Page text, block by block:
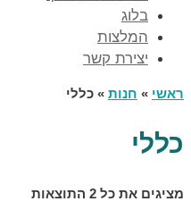
בלוג
המלצות
יצירת קשר
ראשי » חנות » כללי
כללי
מציגים את כל ⁦2⁩ התוצאות